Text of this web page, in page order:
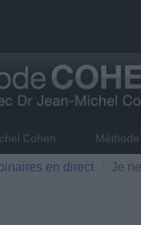
Cohen
en direct Je